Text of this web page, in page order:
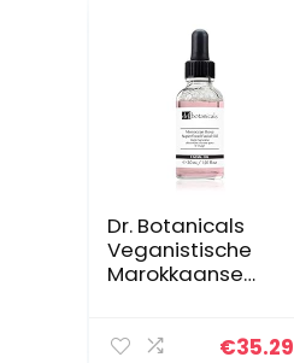
Dr. Botanicals
Veganistische
Marokkaanse
gezichtsolie met
€35.29